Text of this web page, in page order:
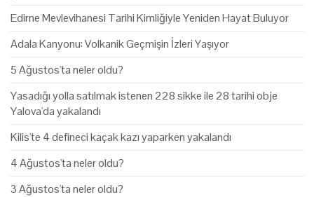
Edirne Mevlevihanesi Tarihi Kimliğiyle Yeniden Hayat Buluyor
Adala Kanyonu: Volkanik Geçmişin İzleri Yaşıyor
5 Ağustos'ta neler oldu?
Yasadığı yolla satılmak istenen 228 sikke ile 28 tarihi obje
Yalova'da yakalandı
Kilis'te 4 defineci kaçak kazı yaparken yakalandı
4 Ağustos'ta neler oldu?
3 Ağustos'ta neler oldu?